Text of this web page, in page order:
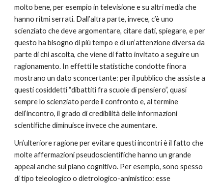
molto bene, per esempio in televisione e su altri media che
hanno ritmi serrati. Dall’altra parte, invece, c’è uno
scienziato che deve argomentare, citare dati, spiegare, e per
questo ha bisogno di più tempo e di un’attenzione diversa da
parte di chi ascolta, che viene di fatto invitato a seguire un
ragionamento. In effetti le statistiche condotte finora
mostrano un dato sconcertante: per il pubblico che assiste a
questi cosiddetti “dibattiti fra scuole di pensiero”, quasi
sempre lo scienziato perde il confronto e, al termine
dell’incontro, il grado di credibilità delle informazioni
scientifiche diminuisce invece che aumentare.
Un’ulteriore ragione per evitare questi incontri è il fatto che
molte affermazioni pseudoscientifiche hanno un grande
appeal anche sul piano cognitivo. Per esempio, sono spesso
di tipo teleologico o dietrologico-animistico: esse